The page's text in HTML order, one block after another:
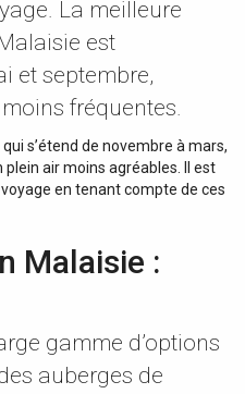
La meilleure
est
et septembre,
fréquentes.
s’étend de novembre à mars,
air moins agréables. Il est
en tenant compte de ces
Malaisie :
gamme d’options
auberges de